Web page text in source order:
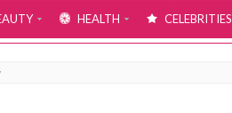
HEALTH CELEBRITIES